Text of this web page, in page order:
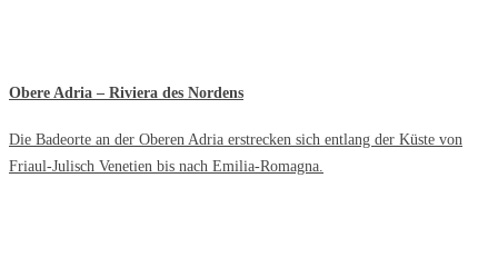
Obere Adria – Riviera des Nordens
Die Badeorte an der Oberen Adria erstrecken sich entlang der Küste von
Friaul-Julisch Venetien bis nach Emilia-Romagna.